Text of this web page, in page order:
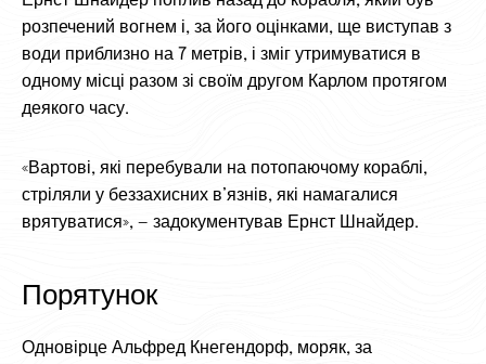
розпечений вогнем і, за його оцінками, ще виступав з
води приблизно на 7 метрів, і зміг утримуватися в
одному місці разом зі своїм другом Карлом протягом
деякого часу.
«Вартові, які перебували на потопаючому кораблі,
стріляли у беззахисних в’язнів, які намагалися
врятуватися», — задокументував Ернст Шнайдер.
Порятунок
Одновірце Альфред Кнегендорф, моряк, за